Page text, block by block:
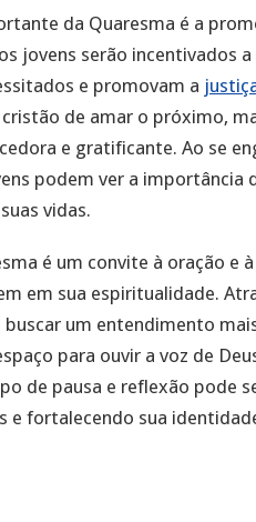
da Quaresma é a
jovens serão incentivados
e promovam a
de amar o próximo,
e gratificante. Ao se
podem ver a importância
vidas.
é um convite à oração e
em sua espiritualidade.
buscar um entendimento
para ouvir a voz de
de pausa e reflexão pode
e fortalecendo sua